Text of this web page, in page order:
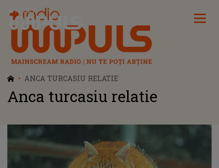
Radio Impuls
ANCA TURCASIU RELATIE
Anca turcasiu relatie